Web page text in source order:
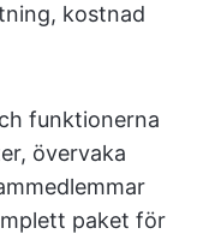
kostnad
funktionerna
övervaka
paket för